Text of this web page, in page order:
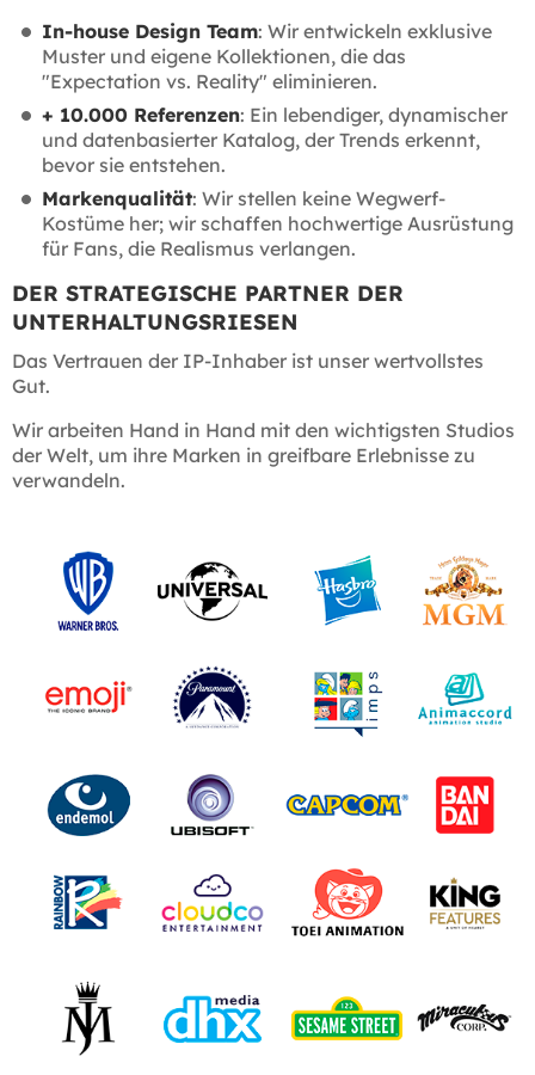
In-house Design Team: Wir entwickeln exklusive
Muster und eigene Kollektionen, die das
"Expectation vs. Reality" eliminieren.
+ 10.000 Referenzen: Ein lebendiger, dynamischer
und datenbasierter Katalog, der Trends erkennt,
bevor sie entstehen.
Markenqualität: Wir stellen keine Wegwerf-
Kostüme her; wir schaffen hochwertige Ausrüstung
für Fans, die Realismus verlangen.
DER STRATEGISCHE PARTNER DER
UNTERHALTUNGSRIESEN
Das Vertrauen der IP-Inhaber ist unser wertvollstes
Gut.
Wir arbeiten Hand in Hand mit den wichtigsten Studios
der Welt, um ihre Marken in greifbare Erlebnisse zu
verwandeln.